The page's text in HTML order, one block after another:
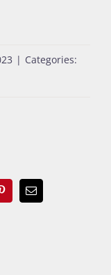
| Categories:
PinterestEmail